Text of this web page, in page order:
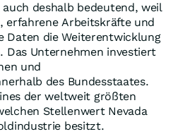
deshalb bedeutend, weil
Arbeitskräfte und
Daten die Weiterentwicklung
Das Unternehmen investiert
und
des Bundesstaates.
der weltweit größten
Stellenwert Nevada
besitzt.